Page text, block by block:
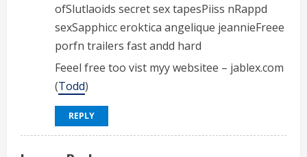
ofSlutlaoids secret sex tapesPiiss nRappd
sexSapphicc eroktica angelique jeannieFreee
porfn trailers fast andd hard
Feeel free too vist myy websitee – jablex.com
(Todd)
REPLY